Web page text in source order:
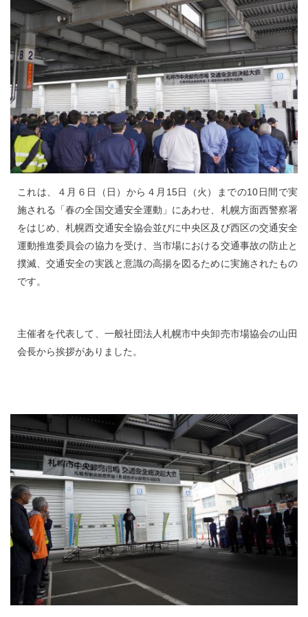
これは、４月６日（日）から４月15日（火）までの10日間で実
施される「春の全国交通安全運動」にあわせ、札幌方面西警察署
をはじめ、札幌西交通安全協会並びに中央区及び西区の交通安全
運動推進委員会の協力を受け、当市場における交通事故の防止と
撲滅、交通安全の実践と意識の高揚を図るために実施されたもの
です。
主催者を代表して、一般社団法人札幌市中央卸売市場協会の山田
会長から挨拶がありました。